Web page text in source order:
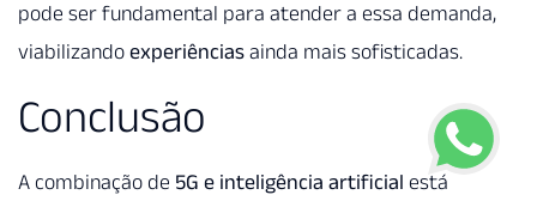
pode ser fundamental para atender a essa demanda,
viabilizando experiências ainda mais sofisticadas.
Conclusão
A combinação de 5G e inteligência artificial está